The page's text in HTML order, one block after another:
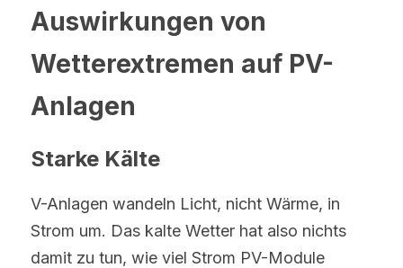
Auswirkungen von
Wetterextremen auf PV-
Anlagen
Starke Kälte
V-Anlagen wandeln Licht, nicht Wärme, in
Strom um. Das kalte Wetter hat also nichts
damit zu tun, wie viel Strom PV-Module